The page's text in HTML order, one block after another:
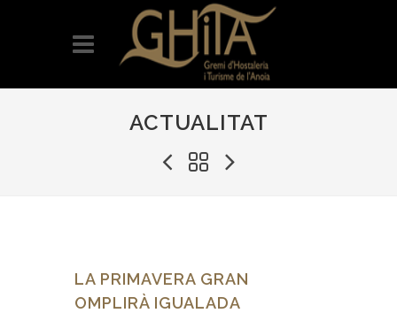
ACTUALITAT
LA PRIMAVERA GRAN
OMPLIRÀ IGUALADA